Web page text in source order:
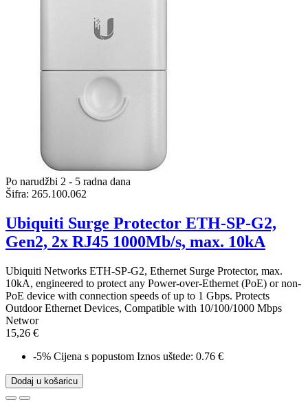
Po narudžbi 2 - 5 radna dana
Šifra: 265.100.062
Ubiquiti Surge Protector ETH-SP-G2,
Gen2, 2x RJ45 1000Mb/s, max. 10kA
Ubiquiti Networks ETH-SP-G2, Ethernet Surge Protector, max.
10kA, engineered to protect any Power-over-Ethernet (PoE) or non-
PoE device with connection speeds of up to 1 Gbps. Protects
Outdoor Ethernet Devices, Compatible with 10/100/1000 Mbps
Networ
15,26 €
-5% Cijena s popustom Iznos uštede: 0.76 €
Dodaj u košaricu